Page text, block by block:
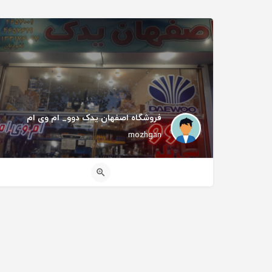
فروشگاه اصفهان یدک دوو_ ام وی ام
mozhgan